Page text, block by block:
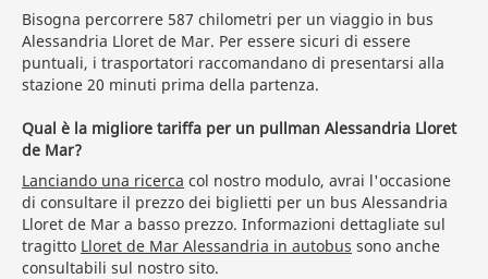
Bisogna percorrere 587 chilometri per un viaggio in bus
Alessandria Lloret de Mar. Per essere sicuri di essere
puntuali, i trasportatori raccomandano di presentarsi alla
stazione 20 minuti prima della partenza.
Qual è la migliore tariffa per un pullman Alessandria Lloret
de Mar?
Lanciando una ricerca col nostro modulo, avrai l'occasione
di consultare il prezzo dei biglietti per un bus Alessandria
Lloret de Mar a basso prezzo. Informazioni dettagliate sul
tragitto Lloret de Mar Alessandria in autobus sono anche
consultabili sul nostro sito.